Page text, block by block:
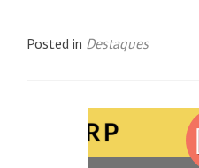
Posted in Destaques